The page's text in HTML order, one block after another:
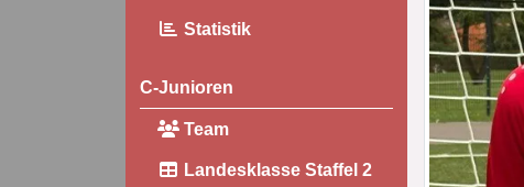
Statistik
C-Junioren
Team
Landesklasse Staffel 2